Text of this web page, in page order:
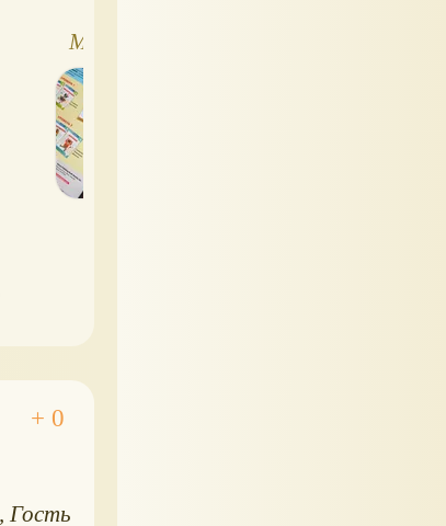
Математика.
Сложение. Уровень
Гость